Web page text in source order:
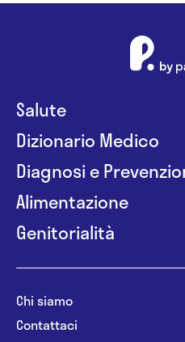
Salute
Dizionario Medico
Diagnosi e
Alimentazione
Genitorialità
Chi siamo
Contattaci